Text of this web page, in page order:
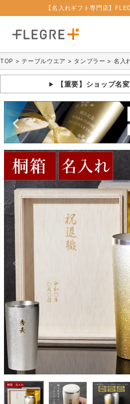
【名入れギフト専門店】
TOP テーブルウエア タンブラー 名入
【重要】ショップ名